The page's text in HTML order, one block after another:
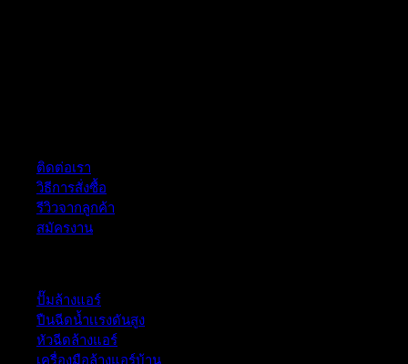
ติดต่อเรา
วิธีการสั่งซื้อ
รีวิวจากลูกค้า
สมัครงาน
ปั๊มล้างแอร์
ปืนฉีดน้ำเเรงดันสูง
หัวฉีดล้างแอร์
เครื่องมือล้างแอร์บ้าน